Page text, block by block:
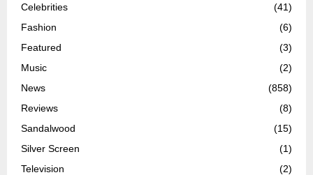
Celebrities
(41)
Fashion
(6)
Featured
(3)
Music
(2)
News
(858)
Reviews
(8)
Sandalwood
(15)
Silver Screen
(1)
Television
(2)